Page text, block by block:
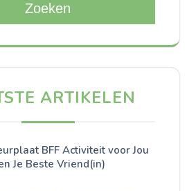
Zoeken
ARTIKELEN
BFF Activiteit voor Jou
Je Beste Vriend(in)